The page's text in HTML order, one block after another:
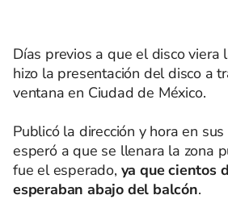
Días previos a que el disco viera
hizo la presentación del disco a
ventana en Ciudad de México.
Publicó la dirección y hora en
esperó a que se llenara la zona
fue el esperado, ya que cientos
esperaban abajo del balcón.